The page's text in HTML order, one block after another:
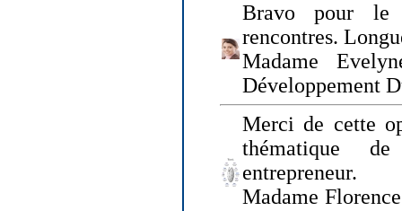
Bravo pour le
rencontres.
Madame
Développement
Merci de cette
thématique
entrepreneur.
Madame